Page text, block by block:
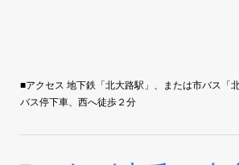
■アクセス 地下鉄「北大路駅」、または市バス「
バス停下車、西へ徒歩２分